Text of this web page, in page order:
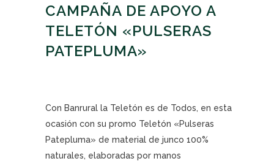
CAMPAÑA DE APOYO A
TELETÓN «PULSERAS
PATEPLUMA»
Con Banrural la Teletón es de Todos, en esta
ocasión con su promo Teletón «Pulseras
Patepluma» de material de junco 100%
naturales, elaboradas por manos